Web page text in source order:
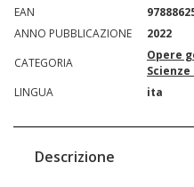
EAN
ANNO PUBBLICAZIONE
2022
CATEGORIA
Opere
LINGUA
ita
Descrizione